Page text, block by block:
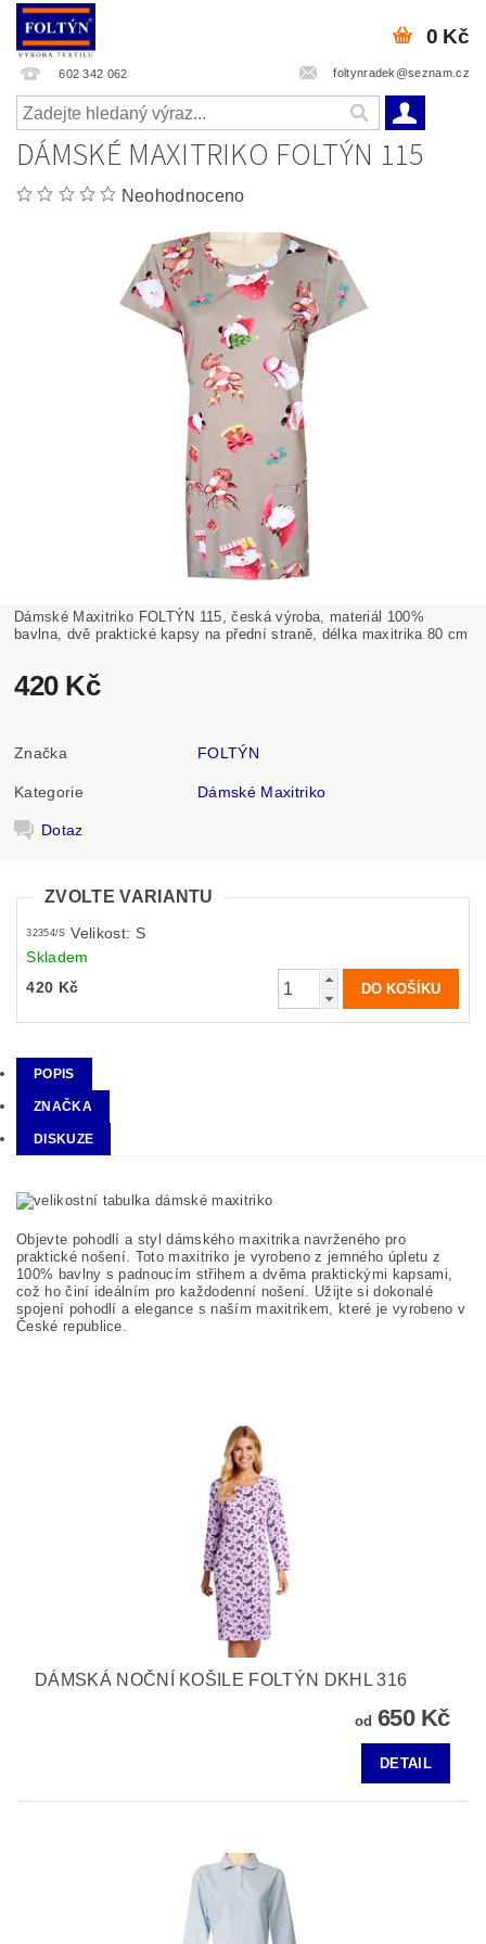
602 342 062 foltynradek@seznam.cz
0 Kč
DÁMSKÉ MAXITRIKO FOLTÝN 115
Neohodnoceno
Dámské Maxitriko FOLTÝN 115, česká výroba, materiál 100%
bavlna, dvě praktické kapsy na přední straně, délka maxitrika 80 cm
420 Kč
Značka FOLTÝN
Kategorie Dámské Maxitriko
Dotaz
ZVOLTE VARIANTU
32354/S Velikost: S
Skladem
420 Kč
POPIS
ZNAČKA
DISKUZE
Objevte pohodlí a styl dámského maxitrika navrženého pro
praktické nošení. Toto maxitriko je vyrobeno z jemného úpletu z
100% bavlny s padnoucím střihem a dvěma praktickými kapsami,
což ho činí ideálním pro každodenní nošení. Užijte si dokonalé
spojení pohodlí a elegance s naším maxitrikem, které je vyrobeno v
České republice.
DÁMSKÁ NOČNÍ KOŠILE FOLTÝN DKHL 316
od 650 Kč
DETAIL